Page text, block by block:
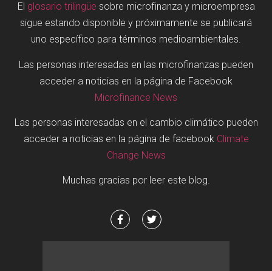
El glosario trilingüe sobre microfinanza y microempresa
sigue estando disponible y próximamente se publicará
uno específico para términos medioambientales.
Las personas interesadas en las microfinanzas pueden
acceder a noticias en la página de Facebook
Microfinance News
Las personas interesadas en el cambio climático pueden
acceder a noticias en la página de facebook Climate
Change News
Muchas gracias por leer este blog.